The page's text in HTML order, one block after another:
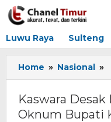
Lewati
ke
Luwu Raya Sulteng
Home » Nasional »
Kaswara
Oknum Bupati